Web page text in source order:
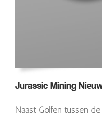
Jurassic Mining
Naast Golfen tussen